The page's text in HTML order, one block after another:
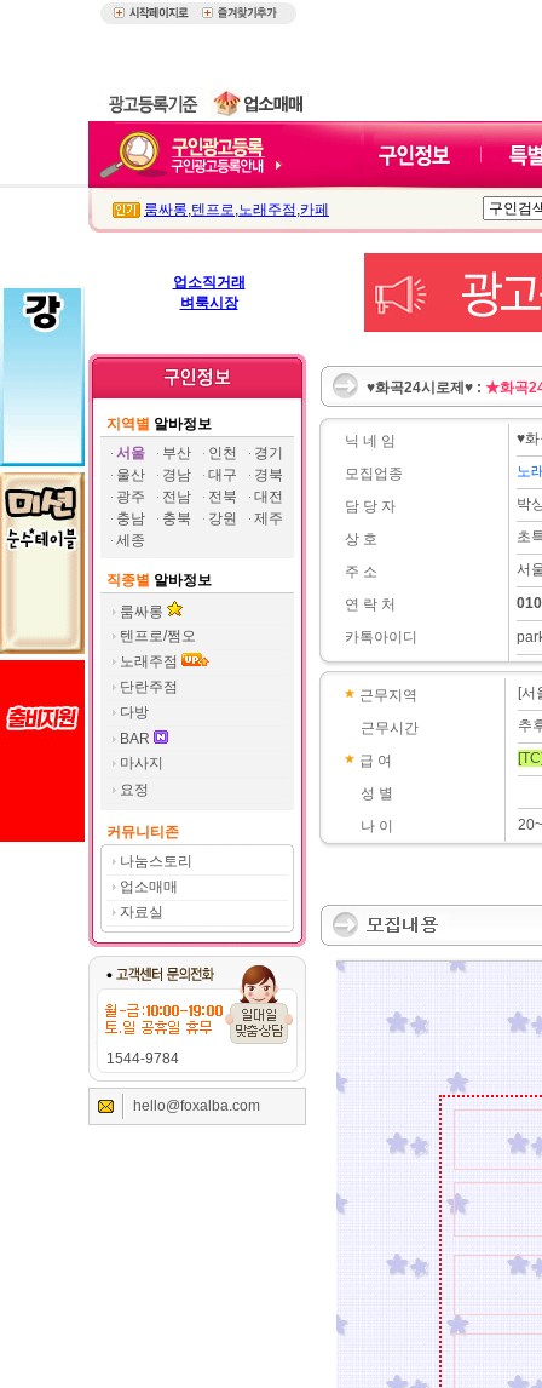
룸싸롱,텐프로,노래주점 ,카페
업소직거래
벼룩시장
지역별 알바정보
서울
부산 인천
경기
울산
경남 대구
경북
광주
전남 전북
대전
충남
충북 강원
제주
세종
직종별 알바정보
룸싸롱
텐프로/쩜오
노래주점
단란주점
다방
BAR
마사지
요정
커뮤니티존
나눔스토리
업소매매
자료실
1544-9784
hello@foxalba.com
♥화곡24시로제♥ : ★화곡
닉 네 임
모집업종
담 당 자
상 호
주 소
연 락 처
카톡아이디
♥
노
박
초
서
근무지역
근무시간
급 여
성 별
나 이
[서
추